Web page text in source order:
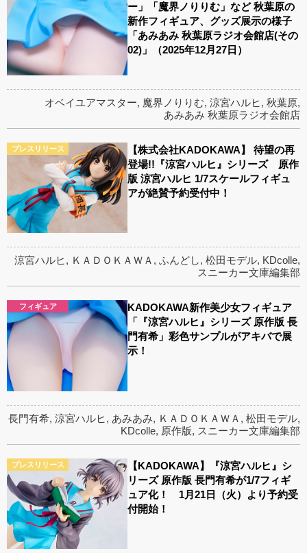
ー」「魔界ノりりむ」など 秋葉原の
新作フィギュア、グッズ展示の様子
「あみあみ 秋葉原ラジオ会館店(その
02)」（2025年12月27日）
オベイユアマスター, 魔界ノりりむ, 涼宮ハルヒ , 秋葉原,
あみあみ 秋葉原ラジオ会館店
プレスリリース
【株式会社KADOKAWA】 待望の再
登場!!『涼宮ハルヒ』シリーズ 原作
版 涼宮ハルヒ 1/7スケールフィギュ
アが絶賛予約受付中！
涼宮ハルヒ , ＫＡＤＯＫＡＷＡ , ふんどし, 松田モデル, KDcolle,
スニーカー文庫編集部
フィギュア
KADOKAWA新作美少女フィギュア
「『涼宮ハルヒ』シリーズ 原作版 長
門有希」彩色サンプルがアキバで展
示！
長門有希, 涼宮ハルヒ , あみあみ, ＫＡＤＯＫＡＷＡ , 松田モデル,
KDcolle, 原作版, スニーカー文庫編集部
プレスリリース
【KADOKAWA】『涼宮ハルヒ』シ
リーズ 原作版 長門有希が1/7フィギ
ュア化！ 1月21日（火）より予約受
付開始！